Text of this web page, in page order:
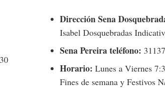
Dirección Sena
Isabel Dosquebradas
Sena Pereira teléfono:
Horario: Lunes a Viernes
Fines de semana y Festivos